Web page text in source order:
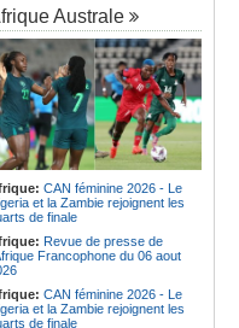
Australe
CAN féminine 2026 - Le
et la Zambie rejoignent les
de finale
Revue de presse de
Francophone du 06 aout
CAN féminine 2026 - Le
et la Zambie rejoignent les
de finale